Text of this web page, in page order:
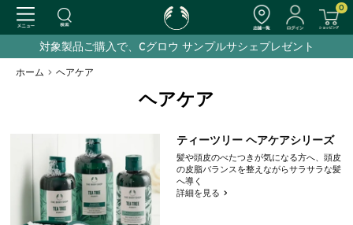
0
対象製品ご購入で、Cグロウ サンプルサシェプレゼント
ホーム > ヘアケア
ヘアケア
ティーツリー ヘアケアシリーズ
髪や頭皮のべたつきが気になる方へ、頭皮
の皮脂バランスを整えながらサラサラな髪
へ導く
詳細を見る